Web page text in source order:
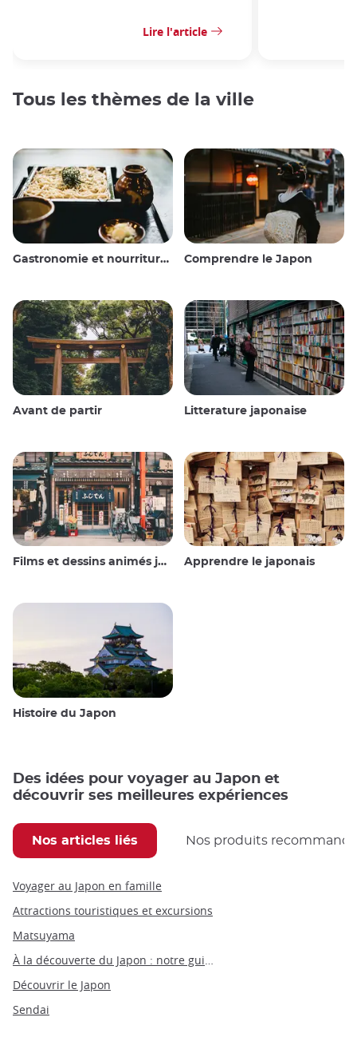
Lire l'article
Tous les thèmes de la ville
Gastronomie et nourriture japonaise Comprendre le Japon
Avant de partir Litterature japonaise
Films et dessins animés japonais Apprendre le japonais
Histoire du Japon
Des idées pour voyager au Japon et
découvrir ses meilleures expériences
Nos articles liés Nos produits
Voyager au Japon en famille
Attractions touristiques et excursions
Matsuyama
À la découverte du Japon : notre guide du Japon par thèmes
Découvrir le Japon
Sendai